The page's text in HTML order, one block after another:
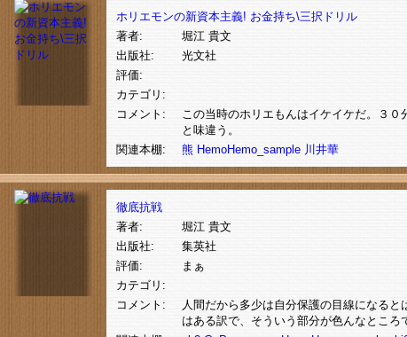
ホリエモンの新資本主義! お金持ち\三択ドリル
著者:
堀江 貴文
出版社:
光文社
評価:
カテゴリ:
コメント:
この当時のホリエもんはイケイケだ。３
と味違う。
関連本棚:
熊 HemoHemo_sample 川井華
徹底抗戦
著者:
堀江 貴文
出版社:
集英社
評価:
まぁ
カテゴリ:
コメント:
人間だから多少は自分保護の目線になる
はある訳で、そういう部分が色んなところ